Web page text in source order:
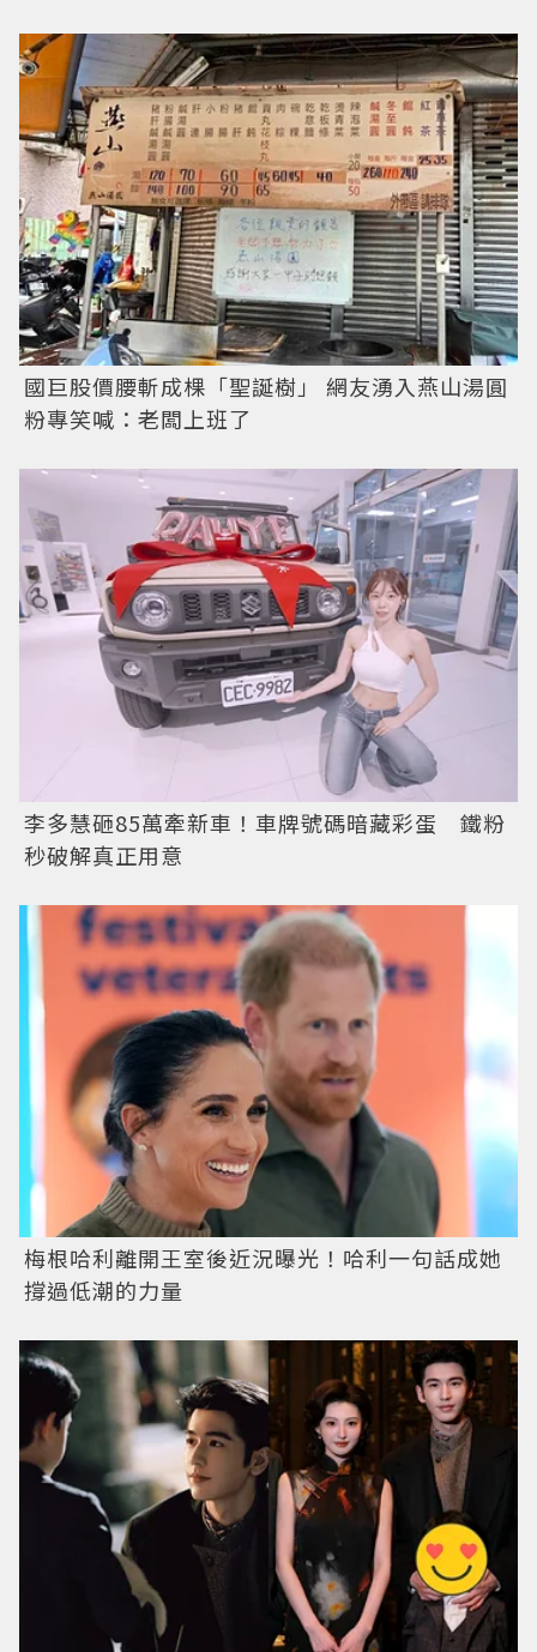
國巨股價腰斬成棵「聖誕樹」 網友湧入燕山湯圓
粉專笑喊：老闆上班了
李多慧砸85萬牽新車！車牌號碼暗藏彩蛋 鐵粉
秒破解真正用意
梅根哈利離開王室後近況曝光！哈利一句話成她
撐過低潮的力量